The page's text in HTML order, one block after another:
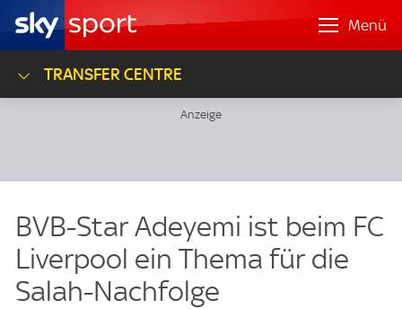
Menü
TRANSFER CENTRE
BVB-Star Adeyemi ist beim FC
Liverpool ein Thema für die
Salah-Nachfolge